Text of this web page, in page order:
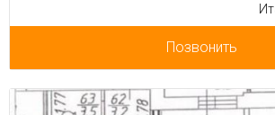
Позвонить